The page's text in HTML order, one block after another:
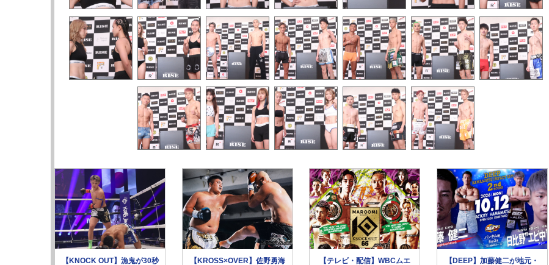
【KNOCK OUT】漁鬼が30秒
【KROSS×OVER】佐野勇海
【テレビ・配信】WBCムエ
【DEEP】加藤健二が地元・